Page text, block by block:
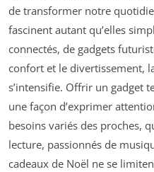
de transformer notre
fascinent autant qu’elles
connectés, de gadgets
confort et le divertissement,
s’intensifie. Offrir un gadget
une façon d’exprimer
besoins variés des proches,
lecture, passionnés de
cadeaux de Noël ne se